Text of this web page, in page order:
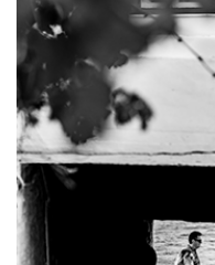
CAUTA
Urmariti-ma pe